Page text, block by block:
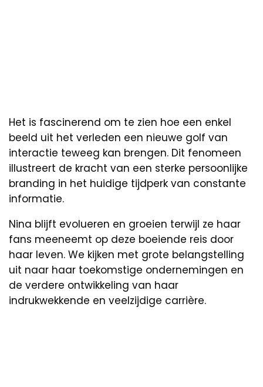
Het is fascinerend om te zien hoe een enkel
beeld uit het verleden een nieuwe golf van
interactie teweeg kan brengen. Dit fenomeen
illustreert de kracht van een sterke persoonlijke
branding in het huidige tijdperk van constante
informatie.
Nina blijft evolueren en groeien terwijl ze haar
fans meeneemt op deze boeiende reis door
haar leven. We kijken met grote belangstelling
uit naar haar toekomstige ondernemingen en
de verdere ontwikkeling van haar
indrukwekkende en veelzijdige carrière.